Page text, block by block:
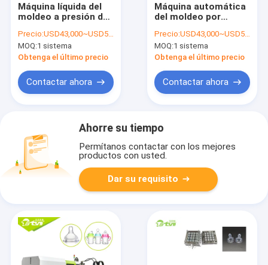
Máquina líquida del
moldeo a presión del
la entrerrosca ancha
automática del bebé
Precio:USD43,000~USD50,000
MOQ:1 sistema
Obtenga el último precio
Contactar ahora
Máquina automática
del moldeo por
sistema hydráulico
para hacer
productos de
bebé
Precio:USD43,000~USD50,000
MOQ:1 sistema
Obtenga el último precio
Contactar ahora
Ahorre su tiempo
Permítanos contactar con los mejores
productos con usted.
Dar su requisito